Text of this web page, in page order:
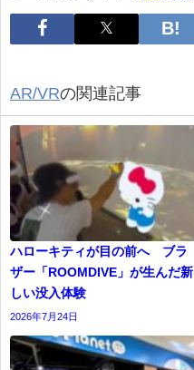
AR/VRの関連記事
ハローキティが目の前へ ブラ
ザー「ROOMDIVE」が生んだ新
しい没入体験
2026年7月24日